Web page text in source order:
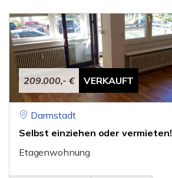
209.000,- € VERKAUFT
Darmstadt
Selbst einziehen oder vermieten!
Etagenwohnung